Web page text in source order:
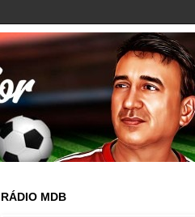
RÁDIO MDB